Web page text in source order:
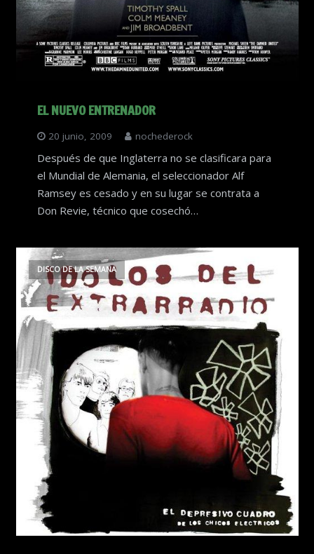
EL NUEVO ENTRENADOR
20 junio, 2009 nochederock
Después de que Inglaterra no se clasificara para
el Mundial de Alemania, el seleccionador Alf
Ramsey es cesado y en su lugar se contrata a
Don Revie, técnico que cosechó…
DISCO DE LA SEMANA